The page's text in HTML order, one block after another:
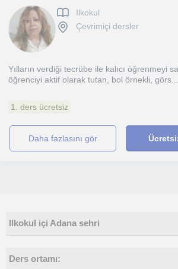
Ilkokul
Çevrimiçi dersler
Yılların verdiği tecrübe ile kalıcı öğrenmeyi
öğrenciyi aktif olarak tutan, bol örnekli, görs...
1. ders ücretsiz
daha fazlasını gör
Ilkokul içi Adana sehri
Ders ortamı: